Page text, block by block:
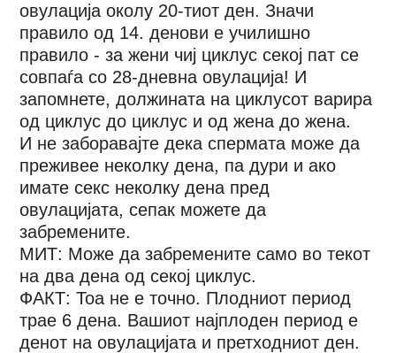
овулација околу 20-тиот ден. Значи
правило од 14. денови е училишно
правило - за жени чиј циклус секој пат се
совпаѓа со 28-дневна овулација! И
запомнете, должината на циклусот варира
од циклус до циклус и од жена до жена.
И не заборавајте дека спермата може да
преживее неколку дена, па дури и ако
имате секс неколку дена пред
овулацијата, сепак можете да
забремените.
МИТ: Може да забремените само во текот
на два дена од секој циклус.
ФАКТ: Тоа не е точно. Плодниот период
трае 6 дена. Вашиот најплоден период е
денот на овулацијата и претходниот ден.